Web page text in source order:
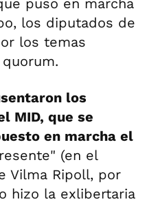
puso en marcha
los diputados de
los temas
los
MID, que se
en marcha el
(en el
Vilma Ripoll, por
hizo la exlibertaria